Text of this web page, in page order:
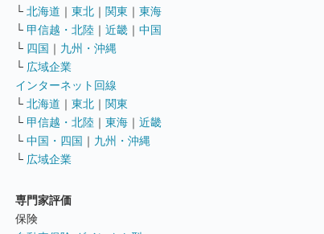
└ 北海道 ｜ 東北 ｜ 関東 ｜ 東海
└ 甲信越・北陸 ｜ 近畿 ｜ 中国
└ 四国 ｜ 九州・沖縄
└ 広域企業
インターネット回線
└ 北海道 ｜ 東北 ｜ 関東
└ 甲信越・北陸 ｜ 東海 ｜ 近畿
└ 中国・四国 ｜ 九州・沖縄
└ 広域企業
専門家評価
保険